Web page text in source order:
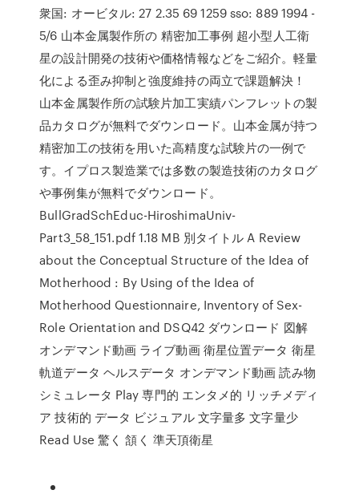
衆国: オービタル: 27 2.35 69 1259 sso: 889 1994 -
5/6 山本金属製作所の 精密加工事例 超小型人工衛
星の設計開発の技術や価格情報などをご紹介。軽量
化による歪み抑制と強度維持の両立で課題解決！
山本金属製作所の試験片加工実績パンフレットの製
品カタログが無料でダウンロード。山本金属が持つ
精密加工の技術を用いた高精度な試験片の一例で
す。イプロス製造業では多数の製造技術のカタログ
や事例集が無料でダウンロード。
BullGradSchEduc-HiroshimaUniv-
Part3_58_151.pdf 1.18 MB 別タイトル A Review
about the Conceptual Structure of the Idea of
Motherhood : By Using of the Idea of
Motherhood Questionnaire, Inventory of Sex-
Role Orientation and DSQ42 ダウンロード 図解
オンデマンド動画 ライブ動画 衛星位置データ 衛星
軌道データ ヘルスデータ オンデマンド動画 読み物
シミュレータ Play 専門的 エンタメ的 リッチメディ
ア 技術的 データ ビジュアル 文字量多 文字量少
Read Use 驚く 頷く 準天頂衛星